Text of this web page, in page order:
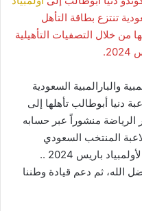
سعودية تنتزع بطاقة التأهل
من خلال التصفيات التأهيلية
والبارالمبية السعودية
دنيا أبوطالب تأهلها إلى
كتب وزير الرياضة منشوراً عبر حسابه
المنتخب السعودي
للتايكوندو دنيا أبوطالب تأهلها رسميًّا لأولمبياد باريس 2024 ..
الله، ثم دعم قيادة وطننا